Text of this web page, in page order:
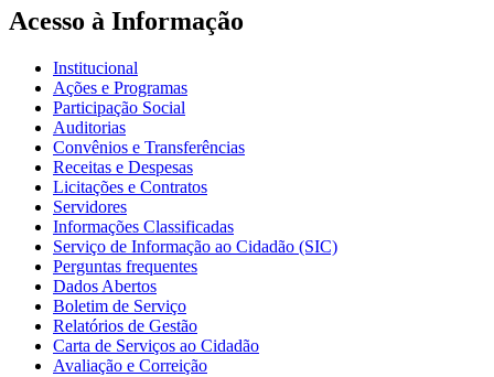
Acesso à Informação
Institucional
Ações e Programas
Participação Social
Auditorias
Convênios e Transferências
Receitas e Despesas
Licitações e Contratos
Servidores
Informações Classificadas
Serviço de Informação ao Cidadão (SIC)
Perguntas frequentes
Dados Abertos
Boletim de Serviço
Relatórios de Gestão
Carta de Serviços ao Cidadão
Avaliação e Correição